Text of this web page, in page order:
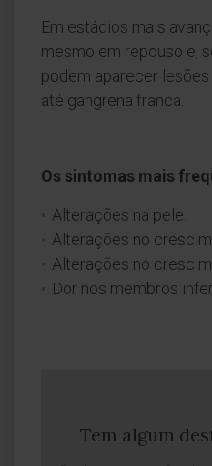
Em estádios mais
mesmo em repouso e,
podem aparecer
até gangrena franca.
Os sintomas mais
Alterações na pele.
Alterações no
Alterações no
Dor nos membros
Tem algum